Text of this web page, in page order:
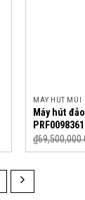
MÁY HÚT MÙI
Máy hút
PRF0098361
₫